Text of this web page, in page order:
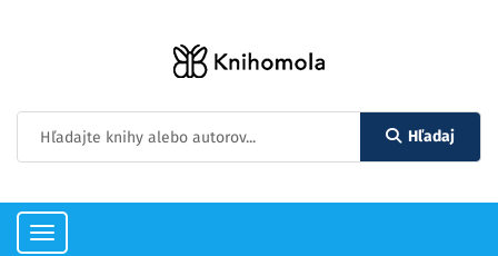
Hľadaj
Toggle